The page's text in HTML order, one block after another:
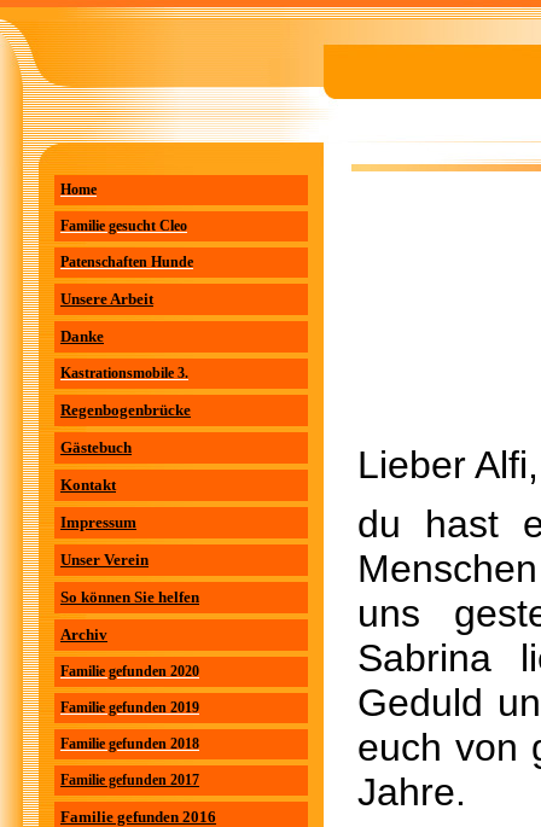
Home
Familie gesucht Cleo
Patenschaften Hunde
Unsere Arbeit
Danke
Kastrationsmobile 3.
Regenbogenbrücke
Gästebuch
Kontakt
Impressum
Unser Verein
So können Sie helfen
Archiv
Familie gefunden 2020
Familie gefunden 2019
Familie gefunden 2018
Familie gefunden 2017
Familie gefunden 2016
Lieber Alfi,
du hast
uns
Sabrina
Geduld
euch von
Jahre.